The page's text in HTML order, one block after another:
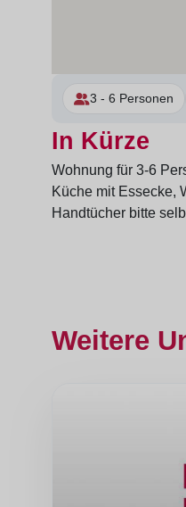
3 - 6 Personen
In Kürze
Wohnung für 3-6
Küche mit Essecke,
Handtücher bitte
Weitere